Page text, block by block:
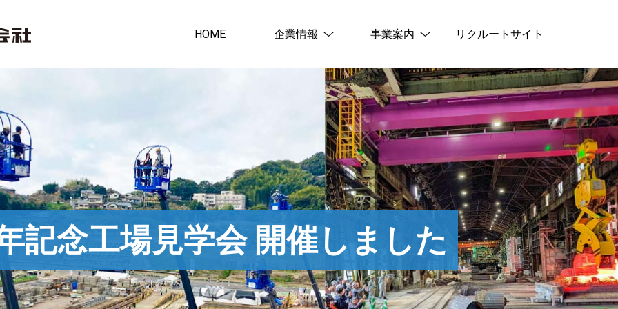
HOME 企業情報 事業案内 リクルートサイト
記念工場見学会 開催しました